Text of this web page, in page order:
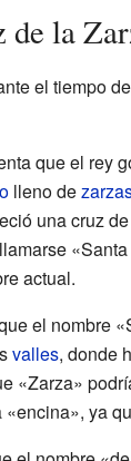
de la
el tiempo
que el rey
lleno de
una cruz
actual.
el nombre
valles, donde
«Zarza»
ya